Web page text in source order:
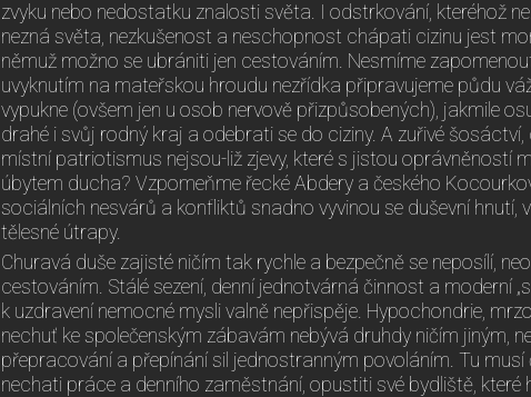
zvyku nebo nedostatku znalosti světa. I odstrkování, kteréhož
nezná světa, nezkušenost a neschopnost chápati cizinu jest
němuž možno se ubrániti jen cestováním. Nesmíme
uvyknutím na mateřskou hroudu nezřídka připravujeme půdu
vypukne (ovšem jen u osob nervově přizpůsobených), jakmile
drahé i svůj rodný kraj a odebrati se do ciziny. A zuřivé
místní patriotismus nejsou-liž zjevy, které s jistou oprávněností
úbytem ducha? Vzpomeňme řecké Abdery a českého
sociálních nesvárů a konfliktů snadno vyvinou se duševní hnutí,
tělesné útrapy.
Churavá duše zajisté ničím tak rychle a bezpečně se neposílí,
cestováním. Stálé sezení, denní jednotvárná činnost a moderní
k uzdravení nemocné mysli valně nepřispěje. Hypochondrie,
nechuť ke společenským zábavám nebývá druhdy ničím jiným,
přepracování a přepínání sil jednostranným povoláním. Tu musí
nechati práce a denního zaměstnání, opustiti své bydliště, které